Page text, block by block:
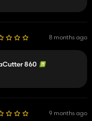
8 months ago
860
9 months ago